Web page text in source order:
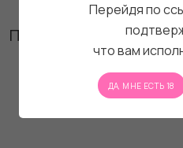
Похожие товары
Перейдя по
что вам
ДА, МНЕ ЕСТЬ 18